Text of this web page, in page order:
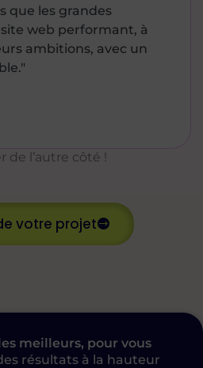
que les grandes
web performant, à
ambitions, avec un
de l’autre côté !
votre projet
meilleurs, pour vous
résultats à la hauteur